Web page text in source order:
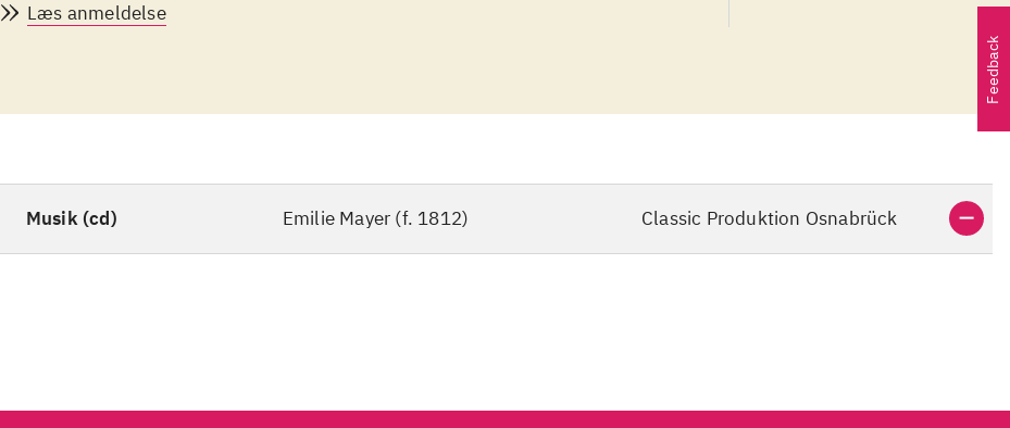
die Musikerinnen Mayers Werke exemplarisch. Einmal mehr
Erfahrung".
Læs anmeldelse
Musik (cd) Emilie Mayer (f. 1812) Classic Produktion Osnabrück
Feedback